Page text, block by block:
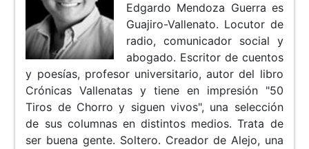
Edgardo Mendoza Guerra es
Guajiro-Vallenato. Locutor de
radio, comunicador social y
abogado. Escritor de cuentos
y poesías, profesor universitario, autor del libro
Crónicas Vallenatas y tiene en impresión "50
Tiros de Chorro y siguen vivos", una selección
de sus columnas en distintos medios. Trata de
ser buena gente. Soltero. Creador de Alejo, una